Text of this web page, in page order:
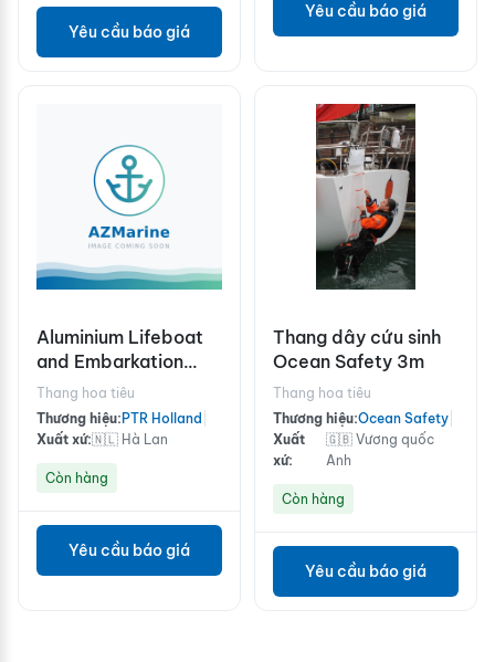
Yêu cầu báo giá
Yêu cầu báo giá
Aluminium Lifeboat
and Embarkation
ladder
Thang hoa tiêu
Thương hiệu: PTR Holland
Xuất xứ:🇳🇱 Hà Lan
Còn hàng
Yêu cầu báo giá
Thang dây cứu sinh
Ocean Safety 3m
Thang hoa tiêu
Thương hiệu:Ocean Safety
Xuất
xứ:
🇬🇧 Vương quốc
Anh
Còn hàng
Yêu cầu báo giá